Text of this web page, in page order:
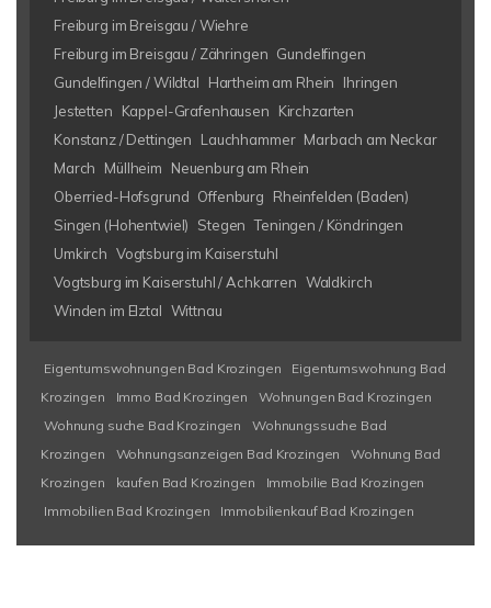
Freiburg im Breisgau / Wiehre
Freiburg im Breisgau / Zähringen Gundelfingen
Gundelfingen / Wildtal
Hartheim am Rhein
Ihringen
Jestetten
Kappel-Grafenhausen
Kirchzarten
Konstanz / Dettingen
Lauchhammer Marbach am Neckar
March
Müllheim
Neuenburg am Rhein
Oberried-Hofsgrund Offenburg
Rheinfelden (Baden)
Singen (Hohentwiel)
Stegen Teningen / Köndringen
Umkirch Vogtsburg im Kaiserstuhl
Vogtsburg im Kaiserstuhl / Achkarren Waldkirch
Winden im Elztal Wittnau
Eigentumswohnungen Bad Krozingen
Eigentumswohnung Bad
Krozingen
Immo Bad Krozingen
Wohnungen Bad Krozingen
Wohnung suche Bad Krozingen
Wohnungssuche Bad
Krozingen
Wohnungsanzeigen Bad Krozingen
Wohnung Bad
Krozingen
kaufen Bad Krozingen
Immobilie Bad Krozingen
Immobilien Bad Krozingen
Immobilienkauf Bad Krozingen